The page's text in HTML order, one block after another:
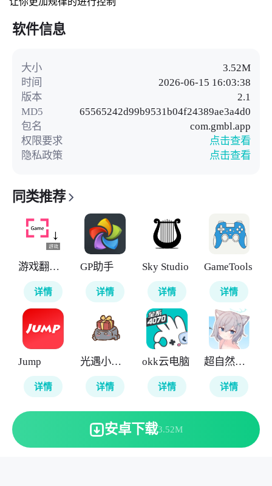
软件信息
大小
3.52M
时间
2026-06-15 16:03:38
版本
2.1
MD5
65565242d99b9531b04f24389ae3a4d0
包名
com.gmbl.app
权限要求
点击查看
隐私政策
点击查看
同类推荐
游戏翻译助手
详情
GP助手
详情
Sky Studio
详情
GameTools
详情
Jump
详情
光遇小螃蟹辅助器
详情
okk云电脑
详情
超自然小缘
详情
安卓下载3.52M